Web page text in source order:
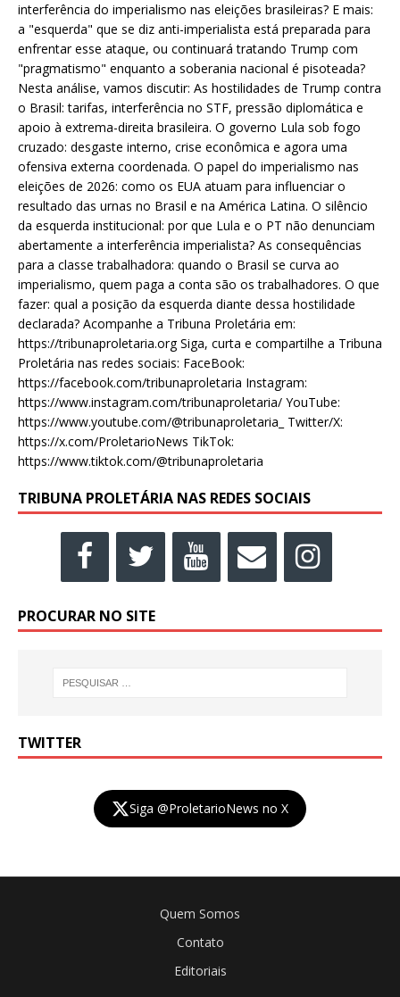
interferência do imperialismo nas eleições brasileiras? E mais:
a "esquerda" que se diz anti-imperialista está preparada para
enfrentar esse ataque, ou continuará tratando Trump com
"pragmatismo" enquanto a soberania nacional é pisoteada?
Nesta análise, vamos discutir: As hostilidades de Trump contra
o Brasil: tarifas, interferência no STF, pressão diplomática e
apoio à extrema-direita brasileira. O governo Lula sob fogo
cruzado: desgaste interno, crise econômica e agora uma
ofensiva externa coordenada. O papel do imperialismo nas
eleições de 2026: como os EUA atuam para influenciar o
resultado das urnas no Brasil e na América Latina. O silêncio
da esquerda institucional: por que Lula e o PT não denunciam
abertamente a interferência imperialista? As consequências
para a classe trabalhadora: quando o Brasil se curva ao
imperialismo, quem paga a conta são os trabalhadores. O que
fazer: qual a posição da esquerda diante dessa hostilidade
declarada? Acompanhe a Tribuna Proletária em:
https://tribunaproletaria.org Siga, curta e compartilhe a Tribuna
Proletária nas redes sociais: FaceBook:
https://facebook.com/tribunaproletaria Instagram:
https://www.instagram.com/tribunaproletaria/ YouTube:
https://www.youtube.com/@tribunaproletaria_ Twitter/X:
https://x.com/ProletarioNews TikTok:
https://www.tiktok.com/@tribunaproletaria
TRIBUNA PROLETÁRIA NAS REDES SOCIAIS
PROCURAR NO SITE
TWITTER
Siga @ProletarioNews no X
Quem Somos
Contato
Editoriais